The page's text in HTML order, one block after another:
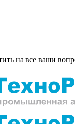
на все ваши